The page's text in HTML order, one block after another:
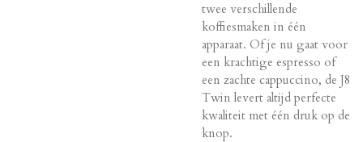
twee verschillende
koffiesmaken in één
apparaat. Of je nu gaat voor
een krachtige espresso of
een zachte cappuccino, de J8
Twin levert altijd perfecte
kwaliteit met één druk op de
knop.